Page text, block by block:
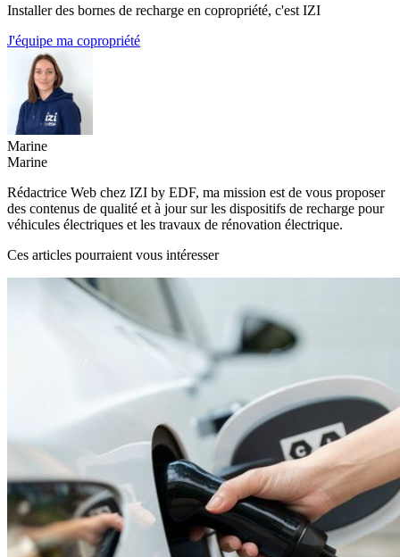
Installer des bornes de recharge en copropriété, c'est IZI
J'équipe ma copropriété
Marine
Marine
Rédactrice Web chez IZI by EDF, ma mission est de vous proposer
des contenus de qualité et à jour sur les dispositifs de recharge pour
véhicules électriques et les travaux de rénovation électrique.
Ces articles pourraient vous intéresser